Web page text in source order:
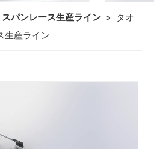
スパンレース生産ライン »
タオ
生産ライン